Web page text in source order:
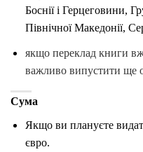
Боснії і Герцеговини,
Північної Македонії,
якщо переклад книги
важливо випустити ще
Сума
Якщо ви плануєте
євро.